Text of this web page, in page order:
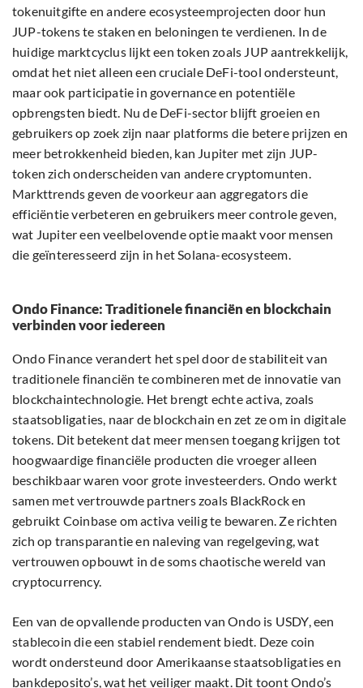
tokenuitgifte en andere ecosysteemprojecten door hun
JUP-tokens te staken en beloningen te verdienen. In de
huidige marktcyclus lijkt een token zoals JUP aantrekkelijk,
omdat het niet alleen een cruciale DeFi-tool ondersteunt,
maar ook participatie in governance en potentiële
opbrengsten biedt. Nu de DeFi-sector blijft groeien en
gebruikers op zoek zijn naar platforms die betere prijzen en
meer betrokkenheid bieden, kan Jupiter met zijn JUP-
token zich onderscheiden van andere cryptomunten.
Markttrends geven de voorkeur aan aggregators die
efficiëntie verbeteren en gebruikers meer controle geven,
wat Jupiter een veelbelovende optie maakt voor mensen
die geïnteresseerd zijn in het Solana-ecosysteem.
Ondo Finance: Traditionele financiën en blockchain
verbinden voor iedereen
Ondo Finance verandert het spel door de stabiliteit van
traditionele financiën te combineren met de innovatie van
blockchaintechnologie. Het brengt echte activa, zoals
staatsobligaties, naar de blockchain en zet ze om in digitale
tokens. Dit betekent dat meer mensen toegang krijgen tot
hoogwaardige financiële producten die vroeger alleen
beschikbaar waren voor grote investeerders. Ondo werkt
samen met vertrouwde partners zoals BlackRock en
gebruikt Coinbase om activa veilig te bewaren. Ze richten
zich op transparantie en naleving van regelgeving, wat
vertrouwen opbouwt in de soms chaotische wereld van
cryptocurrency.
Een van de opvallende producten van Ondo is USDY, een
stablecoin die een stabiel rendement biedt. Deze coin
wordt ondersteund door Amerikaanse staatsobligaties en
bankdeposito’s, wat het veiliger maakt. Dit toont Ondo’s